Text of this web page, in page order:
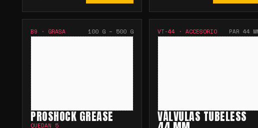
B9 · GRASA 100 G – 500 G
PROSHOCK GREASE
QUEDAN 5
VT-44 · ACCESORIO PAR 44
VÁLVULAS TUBELESS